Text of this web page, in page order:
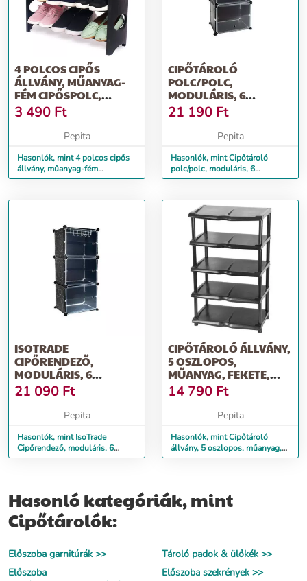
4 POLCOS CIPŐS
ÁLLVÁNY, MŰANYAG-
FÉM CIPŐSPOLC,
FEKETE
3 490 Ft
Pepita
Hasonlók, mint 4 polcos cipős
állvány, műanyag-fém
cipőspolc, fekete
CIPŐTÁROLÓ
POLC/POLC,
MODULÁRIS, 6
OSZLOPOS, MŰANYAG,
FEKETE, 40X...
21 190 Ft
Pepita
Hasonlók, mint Cipőtároló
polc/polc, moduláris, 6
oszlopos, műanyag, fekete,
ISOTRADE
CIPŐRENDEZŐ,
MODULÁRIS, 6
POLCOS, MŰANYAG,
FEKETE, 44,5...
21 090 Ft
Pepita
Hasonlók, mint IsoTrade
Cipőrendező, moduláris, 6
polcos, műanyag, fekete, 44,5...
CIPŐTÁROLÓ ÁLLVÁNY,
5 OSZLOPOS,
MŰANYAG, FEKETE,
48X30,5X86 CM, 4...
14 790 Ft
Pepita
Hasonlók, mint Cipőtároló
állvány, 5 oszlopos, műanyag,
fekete, 48x30,5x86 cm, 4...
Hasonló kategóriák, mint
Cipőtárolók:
Előszoba garnitúrák >>
Tároló padok & ülőkék >>
Előszoba
Előszoba szekrények >>